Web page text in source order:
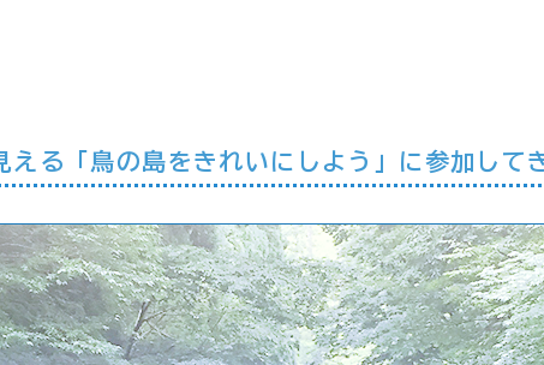
える「鳥の島をきれいにしよう」に参加して